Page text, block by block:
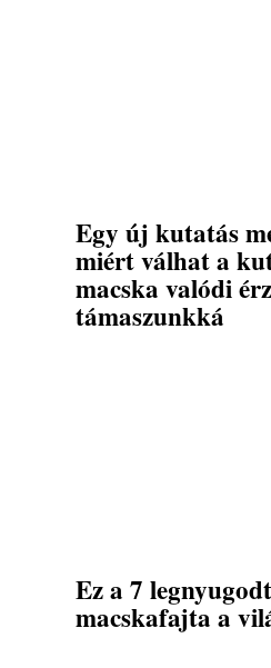
Egy új kutatás
miért válhat a
macska valódi
támaszunkká
Ez a 7
macskafajta a